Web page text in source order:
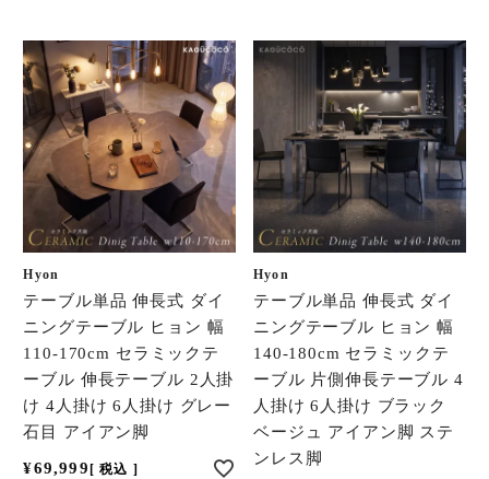
Hyon
テーブル単品 伸長式 ダイ
ニングテーブル ヒョン 幅
110-170cm セラミックテ
ーブル 伸長テーブル 2人掛
け 4人掛け 6人掛け グレー
石目 アイアン脚
¥69,999 税込
Hyon
テーブル単品 伸長式 ダイ
ニングテーブル ヒョン 幅
140-180cm セラミックテ
ーブル 片側伸長テーブル 4
人掛け 6人掛け ブラック
ベージュ アイアン脚 ステ
ンレス脚